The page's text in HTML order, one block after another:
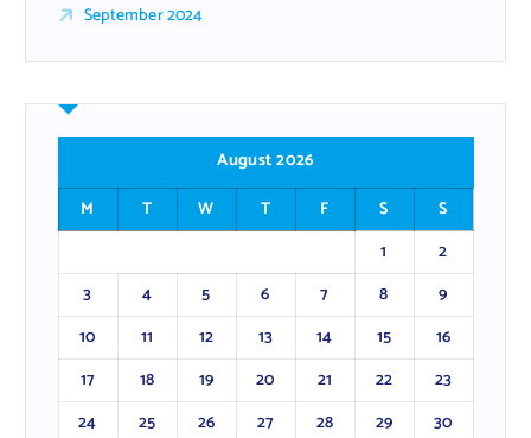
September 2024
August 2026
M
T W T F S
S
1
2
3
4 5 6 7 8
9
10
11 12 13 14 15
16
17
18 19 20 21 22
23
24
25 26 27 28 29
30